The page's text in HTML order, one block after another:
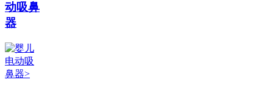
动吸鼻
器